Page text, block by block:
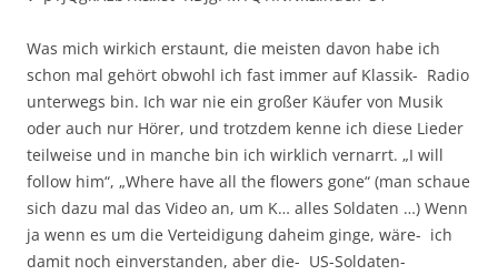
Was mich wirkich erstaunt, die meisten davon habe ich
schon mal gehört obwohl ich fast immer auf Klassik- Radio
unterwegs bin. Ich war nie ein großer Käufer von Musik
oder auch nur Hörer, und trotzdem kenne ich diese Lieder
teilweise und in manche bin ich wirklich vernarrt. „I will
follow him“, „Where have all the flowers gone“ (man schaue
sich dazu mal das Video an, um K… alles Soldaten …) Wenn
ja wenn es um die Verteidigung daheim ginge, wäre- ich
damit noch einverstanden, aber die- US-Soldaten-